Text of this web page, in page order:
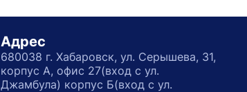
Адрес
680038 г. Хабаровск, ул. Серышева, 31,
корпус А, офис 27(вход с ул.
Джамбула) корпус Б(вход с ул.